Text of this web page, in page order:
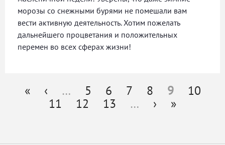
морозы со снежными бурями не помешали вам
вести активную деятельность. Хотим пожелать
дальнейшего процветания и положительных
перемен во всех сферах жизни!
Страницы
« ‹ … 5 6 7 8 9
10
11
12 13 … › »